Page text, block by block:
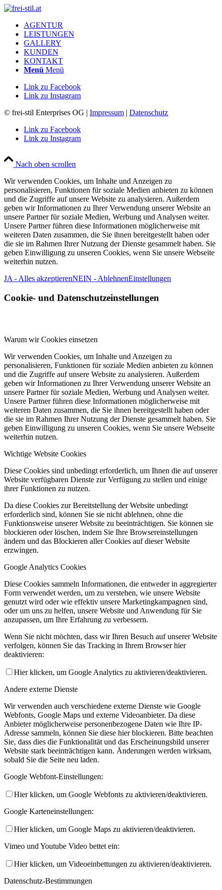
AGENTUR
LEISTUNGEN
GALLERY
KUNDEN
KONTAKT
Menü Menü
Link zu Facebook
Link zu Instagram
© frei-stil Enterprises OG | Impressum | Datenschutz
Link zu Facebook
Link zu Instagram
Nach oben scrollen
Wir verwenden Cookies, um Inhalte und Anzeigen zu
personalisieren, Funktionen für soziale Medien anbieten zu können
und die Zugriffe auf unsere Website zu analysieren. Außerdem
geben wir Informationen zu Ihrer Verwendung unserer Website an
unsere Partner für soziale Medien, Werbung und Analysen weiter.
Unsere Partner führen diese Informationen möglicherweise mit
weiteren Daten zusammen, die Sie ihnen bereitgestellt haben oder
die sie im Rahmen Ihrer Nutzung der Dienste gesammelt haben. Sie
geben Einwilligung zu unseren Cookies, wenn Sie unsere Webseite
weiterhin nutzen.
JA - Alles akzeptierenNEIN - AblehnenEinstellungen
Cookie- und Datenschutzeinstellungen
Warum wir Cookies einsetzen
Wir verwenden Cookies, um Inhalte und Anzeigen zu
personalisieren, Funktionen für soziale Medien anbieten zu können
und die Zugriffe auf unsere Website zu analysieren. Außerdem
geben wir Informationen zu Ihrer Verwendung unserer Website an
unsere Partner für soziale Medien, Werbung und Analysen weiter.
Unsere Partner führen diese Informationen möglicherweise mit
weiteren Daten zusammen, die Sie ihnen bereitgestellt haben oder
die sie im Rahmen Ihrer Nutzung der Dienste gesammelt haben. Sie
geben Einwilligung zu unseren Cookies, wenn Sie unsere Webseite
weiterhin nutzen.
Wichtige Website Cookies
Diese Cookies sind unbedingt erforderlich, um Ihnen die auf unserer
Website verfügbaren Dienste zur Verfügung zu stellen und einige
ihrer Funktionen zu nutzen.
Da diese Cookies zur Bereitstellung der Website unbedingt
erforderlich sind, können Sie sie nicht ablehnen, ohne die
Funktionsweise unserer Website zu beeinträchtigen. Sie können sie
blockieren oder löschen, indem Sie Ihre Browsereinstellungen
ändern und das Blockieren aller Cookies auf dieser Website
erzwingen.
Google Analytics Cookies
Diese Cookies sammeln Informationen, die entweder in aggregierter
Form verwendet werden, um zu verstehen, wie unsere Website
genutzt wird oder wie effektiv unsere Marketingkampagnen sind,
oder um uns zu helfen, unsere Website und Anwendung für Sie
anzupassen, um Ihre Erfahrung zu verbessern.
Wenn Sie nicht möchten, dass wir Ihren Besuch auf unserer Website
verfolgen, können Sie das Tracking in Ihrem Browser hier
deaktivieren:
Hier klicken, um Google Analytics zu aktivieren/deaktivieren.
Andere externe Dienste
Wir verwenden auch verschiedene externe Dienste wie Google
Webfonts, Google Maps und externe Videoanbieter. Da diese
Anbieter möglicherweise personenbezogene Daten wie Ihre IP-
Adresse sammeln, können Sie diese hier blockieren. Bitte beachten
Sie, dass dies die Funktionalität und das Erscheinungsbild unserer
Website stark beeinträchtigen kann. Änderungen werden wirksam,
sobald Sie die Seite neu laden.
Google Webfont-Einstellungen:
Hier klicken, um Google Webfonts zu aktivieren/deaktivieren.
Google Karteneinstellungen:
Hier klicken, um Google Maps zu aktivieren/deaktivieren.
Vimeo und Youtube Video bettet ein:
Hier klicken, um Videoeinbettungen zu aktivieren/deaktivieren.
Datenschutz-Bestimmungen